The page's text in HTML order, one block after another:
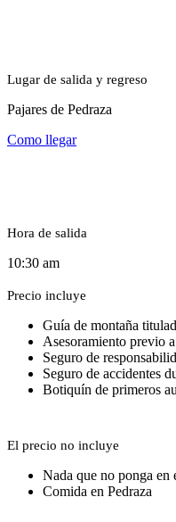
Lugar de salida y regreso
Pajares de Pedraza
Como llegar
Hora de salida
10:30 am
Precio incluye
Guía de montaña
Asesoramiento previo
Seguro de
Seguro de accidentes
Botiquín de primeros
El precio no incluye
Nada que no ponga en
Comida en Pedraza